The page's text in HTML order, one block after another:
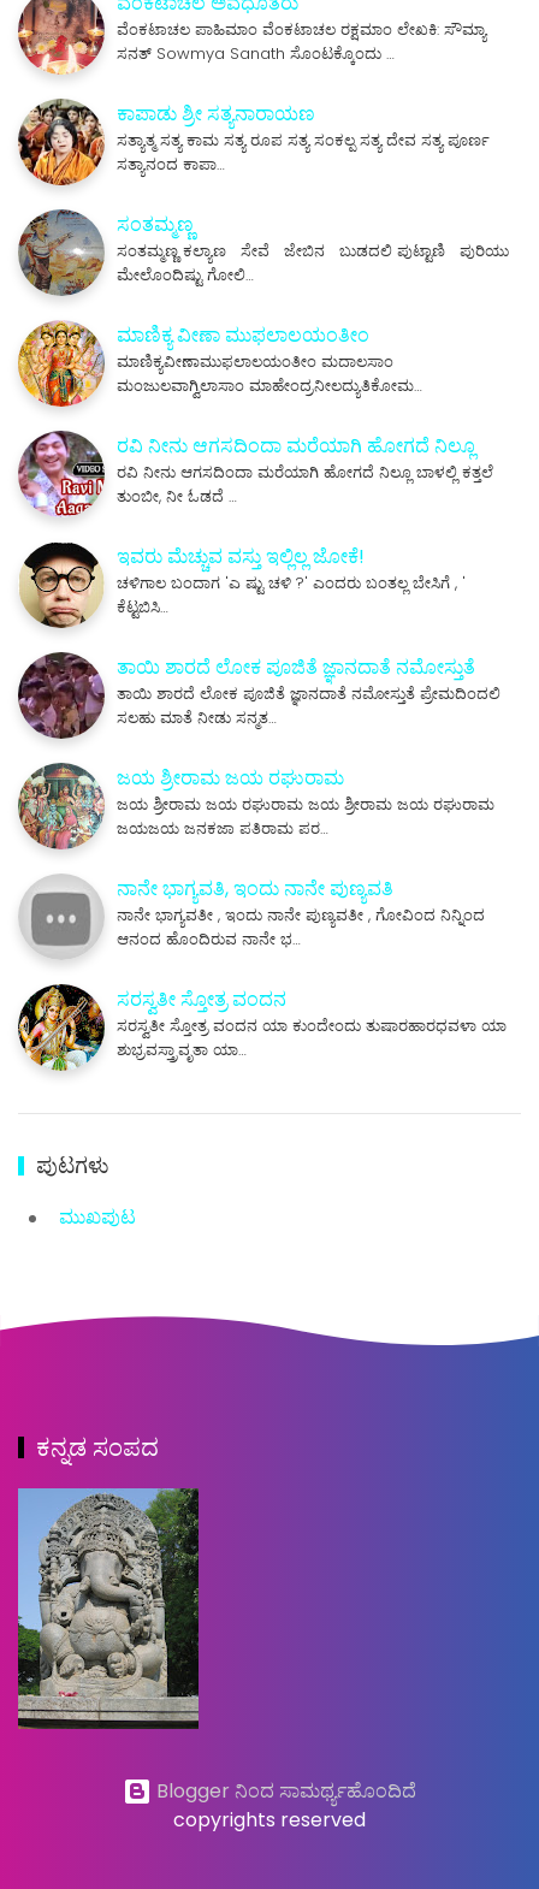
ವೆಂಕಟಾಚಲ ಪಾಹಿಮಾಂ ವೆಂಕಟಾಚಲ ರಕ್ಷಮಾಂ ಲೇಖಕಿ: ಸೌಮ್ಯಾ
ಸನತ್ Sowmya Sanath ಸೊಂಟಕ್ಕೊಂದು …
ಕಾಪಾಡು ಶ್ರೀ ಸತ್ಯನಾರಾಯಣ
ಸತ್ಯಾತ್ಮ ಸತ್ಯ ಕಾಮ ಸತ್ಯ ರೂಪ ಸತ್ಯ ಸಂಕಲ್ಪ ಸತ್ಯ ದೇವ ಸತ್ಯ ಪೂರ್ಣ
ಸತ್ಯಾನಂದ ಕಾಪಾ…
ಸಂತಮ್ಮಣ್ಣ
ಸಂತಮ್ಮಣ್ಣ ಕಲ್ಯಾಣ ಸೇವೆ ಜೇಬಿನ ಬುಡದಲಿ ಪುಟ್ಟಾಣಿ ಪುರಿಯು
ಮೇಲೊಂದಿಷ್ಟು ಗೋಲಿ…
ಮಾಣಿಕ್ಯ ವೀಣಾ ಮುಫಲಾಲಯಂತೀಂ
ಮಾಣಿಕ್ಯವೀಣಾಮುಫಲಾಲಯಂತೀಂ ಮದಾಲಸಾಂ
ಮಂಜುಲವಾಗ್ವಿಲಾಸಾಂ ಮಾಹೇಂದ್ರನೀಲದ್ಯುತಿಕೋಮ…
ರವಿ ನೀನು ಆಗಸದಿಂದಾ ಮರೆಯಾಗಿ ಹೋಗದೆ ನಿಲ್ಲೂ
ರವಿ ನೀನು ಆಗಸದಿಂದಾ ಮರೆಯಾಗಿ ಹೋಗದೆ ನಿಲ್ಲೂ ಬಾಳಲ್ಲಿ ಕತ್ತಲೆ
ತುಂಬೀ, ನೀ ಓಡದೆ …
ಇವರು ಮೆಚ್ಚುವ ವಸ್ತು ಇಲ್ಲಿಲ್ಲ ಜೋಕೆ!
ಚಳಿಗಾಲ ಬಂದಾಗ 'ಎ ಷ್ಟು ಚಳಿ ?' ಎಂದರು ಬಂತಲ್ಲ ಬೇಸಿಗೆ , '
ಕೆಟ್ಟಬಿಸಿ…
ತಾಯಿ ಶಾರದೆ ಲೋಕ ಪೂಜಿತೆ ಜ್ಞಾನದಾತೆ ನಮೋಸ್ತುತೆ
ತಾಯಿ ಶಾರದೆ ಲೋಕ ಪೂಜಿತೆ ಜ್ಞಾನದಾತೆ ನಮೋಸ್ತುತೆ ಪ್ರೇಮದಿಂದಲಿ
ಸಲಹು ಮಾತೆ ನೀಡು ಸನ್ಮತ…
ಜಯ ಶ್ರೀರಾಮ ಜಯ ರಘುರಾಮ
ಜಯ ಶ್ರೀರಾಮ ಜಯ ರಘುರಾಮ ಜಯ ಶ್ರೀರಾಮ ಜಯ ರಘುರಾಮ
ಜಯಜಯ ಜನಕಜಾ ಪತಿರಾಮ ಪರ…
ನಾನೇ ಭಾಗ್ಯವತಿ, ಇಂದು ನಾನೇ ಪುಣ್ಯವತಿ
ನಾನೇ ಭಾಗ್ಯವತೀ , ಇಂದು ನಾನೇ ಪುಣ್ಯವತೀ , ಗೋವಿಂದ ನಿನ್ನಿಂದ
ಆನಂದ ಹೊಂದಿರುವ ನಾನೇ ಭ…
ಸರಸ್ವತೀ ಸ್ತೋತ್ರ ವಂದನ
ಸರಸ್ವತೀ ಸ್ತೋತ್ರ ವಂದನ ಯಾ ಕುಂದೇಂದು ತುಷಾರಹಾರಧವಳಾ ಯಾ
ಶುಭ್ರವಸ್ತ್ರಾವೃತಾ ಯಾ…
ಪುಟಗಳು
ಮುಖಪುಟ
ಕನ್ನಡ ಸಂಪದ
Blogger ನಿಂದ ಸಾಮರ್ಥ್ಯಹೊಂದಿದೆ
copyrights reserved